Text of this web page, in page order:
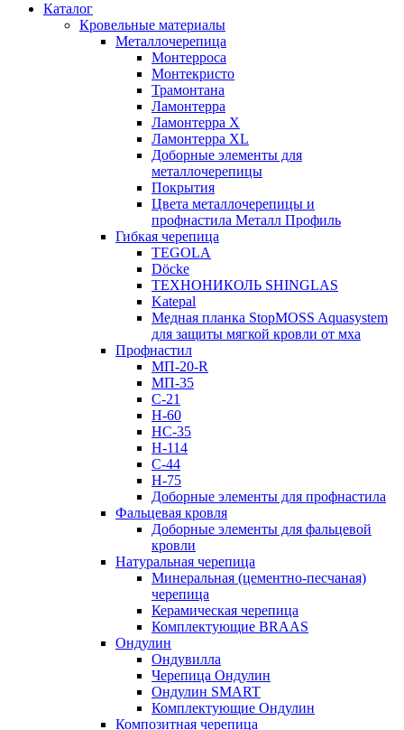
Каталог
Кровельные материалы
Металлочерепица
Монтерроса
Монтекристо
Трамонтана
Ламонтерра
Ламонтерра X
Ламонтерра XL
Доборные элементы для
металлочерепицы
Покрытия
Цвета металлочерепицы и
профнастила Металл Профиль
Гибкая черепица
TEGOLA
Döcke
ТЕХНОНИКОЛЬ SHINGLAS
Katepal
Медная планка StopMOSS Aquasystem
для защиты мягкой кровли от мха
Профнастил
МП-20-R
МП-35
С-21
Н-60
НС-35
Н-114
С-44
Н-75
Доборные элементы для профнастила
Фальцевая кровля
Доборные элементы для фальцевой
кровли
Натуральная черепица
Минеральная (цементно-песчаная)
черепица
Керамическая черепица
Комплектующие BRAAS
Ондулин
Ондувилла
Черепица Ондулин
Ондулин SMART
Комплектующие Ондулин
Композитная черепица